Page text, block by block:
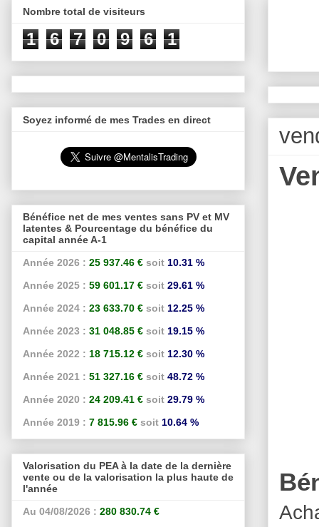
Nombre total de visiteurs
1 6 7 0 9 6 1
Soyez informé de mes Trades en direct
Bénéfice net de mes ventes sans PV et MV
latentes & Pourcentage du bénéfice du
capital année A-1
Année 2026 : 25 937.46 € soit 10.31 %
Année 2025 : 59 601.17 € soit 29.61 %
Année 2024 : 23 633.70 € soit 12.25 %
Année 2023 : 31 048.85 € soit 19.15 %
Année 2022 : 18 715.12 € soit 12.30 %
Année 2021 : 51 327.16 € soit 48.72 %
Année 2020 : 24 209.41 € soit 29.79 %
Année 2019 : 7 815.96 € soit 10.64 %
Valorisation du PEA à la date de la dernière
vente ou de la valorisation la plus haute de
l'année
Au 04/08/2026 : 280 830.74 €